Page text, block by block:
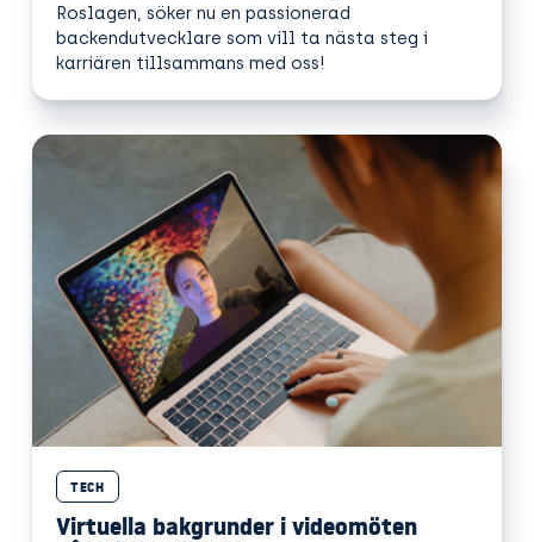
Roslagen, söker nu en passionerad
backendutvecklare som vill ta nästa steg i
karriären tillsammans med oss!
TECH
Virtuella bakgrunder i videomöten